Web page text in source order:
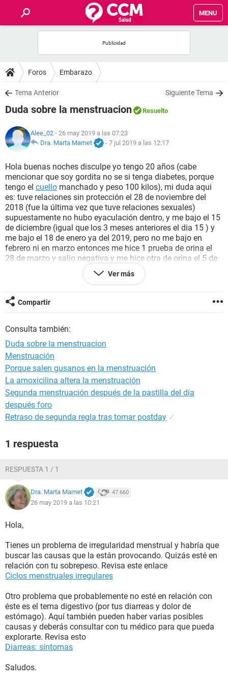
MENU
FOROS
SALUD
NUTRICIÓN
BIENESTAR
SEXUALIDAD
GLOSARIO
Foros Embarazo
Tema Anterior Siguiente Tema
Duda sobre la menstruacion Resuelto
Alee_02 - 26 may 2019 a las 07:23
Dra. Marta Marnet
- 7 jul 2019 a las 12:17
Hola buenas noches disculpe yo tengo 20 años (cabe
mencionar que soy gordita no se si tenga diabetes, porque
tengo el cuello manchado y peso 100 kilos), mi duda aqui
es: tuve relaciones sin protección el 28 de noviembre del
2018 (fue la última vez que tuve relaciones sexuales)
supuestamente no hubo eyaculación dentro, y me bajo el 15
de diciembre (igual que los 3 meses anteriores el dia 15 ) y
me bajo el 18 de enero ya del 2019, pero no me bajo en
febrero ni en marzo entonces me hice 1 prueba de orina el
28 de marzo y salio negativa y me hice otra de orina el 5 de
abril salio negativa, como no me bajaba me hice una de
sangre el 12 de abril y salio negativa, y que me baja el 16 de
es 25 de marzo y no me ha bajado y siento que no puedo
sumir mi estómago y lo noto más inflamado que antes, llevo
una se hace ideas sobre lo que puede pasar por que como
por unos 3 dias tuve escapes de orina y he llevado un
cuadro desde hace 2 meses de diarrea constante y dolor de
estomago hasta aveces siento movimientos y como si las
tripas me rujieran pero no es por hambre, me podria decir
que opina y que puedo hacer?
Ver más
Compartir
Consulta también:
Duda sobre la menstruacion
Menstruación
Porque salen gusanos en la menstruación
La amoxicilina altera la menstruación
Segunda menstruación después de la pastilla del día
después foro
Retraso de segunda regla tras tomar postday ✓
1 respuesta
RESPUESTA 1 / 1
Dra. Marta Marnet 47.660
26 may 2019 a las 10:21
Hola,
Tienes un problema de irregularidad menstrual y habría que
buscar las causas que la están provocando. Quizás esté en
relación con tu sobrepeso. Revisa este enlace
Ciclos menstruales irregulares
Otro problema que probablemente no esté en relación con
éste es el tema digestivo (por tus diarreas y dolor de
estómago). Aquí también pueden haber varias posibles
causas y deberás consultar con tu médico para que pueda
explorarte. Revisa esto
Diarreas: síntomas
Saludos.